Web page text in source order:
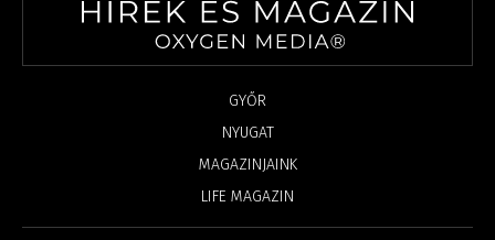
GYŐR
NYUGAT
MAGAZINJAINK
LIFE MAGAZIN